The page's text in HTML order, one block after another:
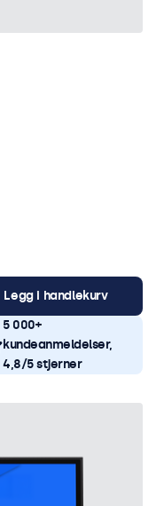
Legg i handlekurv
5 000+
kundeanmeldelser,
4,8/5 stjerner